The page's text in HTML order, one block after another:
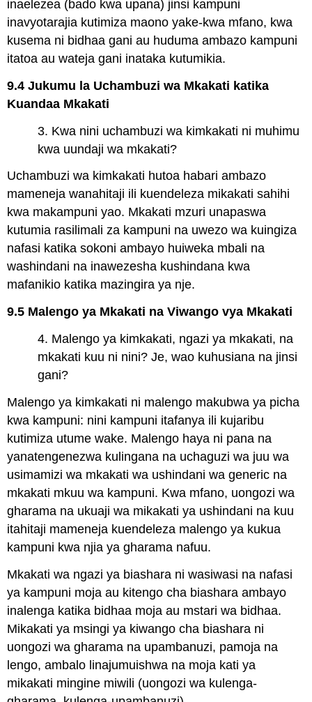
inaelezea (bado kwa upana) jinsi kampuni
inavyotarajia kutimiza maono yake-kwa mfano, kwa
kusema ni bidhaa gani au huduma ambazo kampuni
itatoa au wateja gani inataka kutumikia.
9.4 Jukumu la Uchambuzi wa Mkakati katika
Kuandaa Mkakati
3. Kwa nini uchambuzi wa kimkakati ni muhimu
kwa uundaji wa mkakati?
Uchambuzi wa kimkakati hutoa habari ambazo
mameneja wanahitaji ili kuendeleza mikakati sahihi
kwa makampuni yao. Mkakati mzuri unapaswa
kutumia rasilimali za kampuni na uwezo wa kuingiza
nafasi katika sokoni ambayo huiweka mbali na
washindani na inawezesha kushindana kwa
mafanikio katika mazingira ya nje.
9.5 Malengo ya Mkakati na Viwango vya Mkakati
4. Malengo ya kimkakati, ngazi ya mkakati, na
mkakati kuu ni nini? Je, wao kuhusiana na jinsi
gani?
Malengo ya kimkakati ni malengo makubwa ya picha
kwa kampuni: nini kampuni itafanya ili kujaribu
kutimiza utume wake. Malengo haya ni pana na
yanatengenezwa kulingana na uchaguzi wa juu wa
usimamizi wa mkakati wa ushindani wa generic na
mkakati mkuu wa kampuni. Kwa mfano, uongozi wa
gharama na ukuaji wa mikakati ya ushindani na kuu
itahitaji mameneja kuendeleza malengo ya kukua
kampuni kwa njia ya gharama nafuu.
Mkakati wa ngazi ya biashara ni wasiwasi na nafasi
ya kampuni moja au kitengo cha biashara ambayo
inalenga katika bidhaa moja au mstari wa bidhaa.
Mikakati ya msingi ya kiwango cha biashara ni
uongozi wa gharama na upambanuzi, pamoja na
lengo, ambalo linajumuishwa na moja kati ya
mikakati mingine miwili (uongozi wa kulenga-